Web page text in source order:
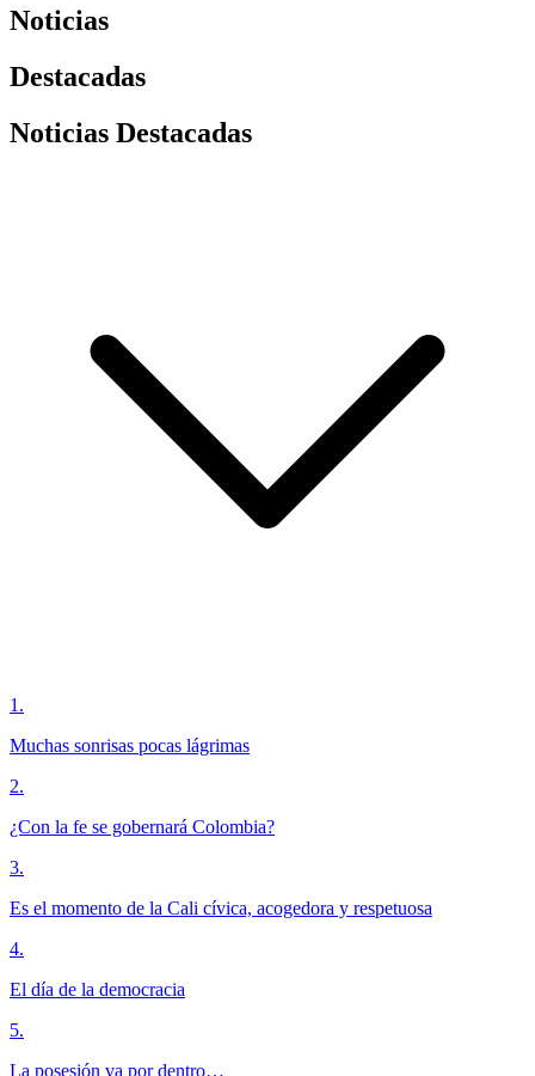
Noticias
Destacadas
Noticias Destacadas
1 .
Muchas sonrisas pocas lágrimas
2.
¿Con la fe se gobernará Colombia?
3.
Es el momento de la Cali cívica, acogedora y respetuosa
4.
El día de la democracia
5.
La posesión va por dentro…